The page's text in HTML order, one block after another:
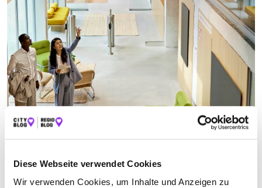
Diese Webseite verwendet Cookies
Wir verwenden Cookies, um Inhalte und Anzeigen zu
IMMOBILIENAGENTUR
Suchen nach